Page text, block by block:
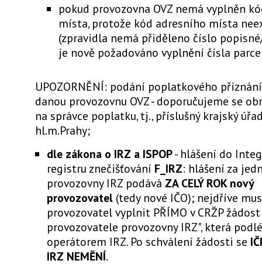
pokud provozovna OVZ nemá vyplněn
místa, protože kód adresního místa
(zpravidla nemá přiděleno číslo
je nově požadováno vyplnění čísla
UPOZORNĚNÍ: podání poplatkového přiznání
danou provozovnu OVZ - doporučujeme se
na správce poplatku, tj., příslušný krajský
hl.m.Prahy;
dle zákona o IRZ a ISPOP- hlášení do
registru znečišťování F_IRZ: hlášení za
provozovny IRZ podává ZA CELÝ ROK nový
provozovatel (tedy nové IČO); nejdříve
provozovatel vyplnit PŘÍMO v CRŽP žádost
provozovatele provozovny IRZ", která
operátorem IRZ. Po schválení žádosti se
IRZ NEMĚNÍ.